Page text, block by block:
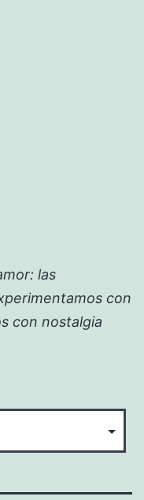
las
con
con nostalgia